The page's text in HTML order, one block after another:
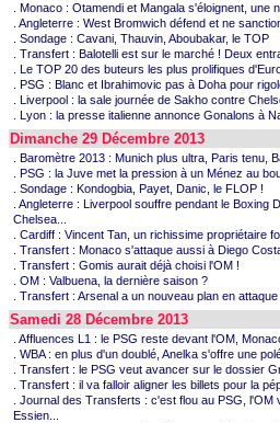
. Monaco : Otamendi et Mangala s'éloignent, une
. Angleterre : West Bromwich défend et ne
. Sondage : Cavani, Thauvin, Aboubakar, le TOP
. Transfert : Balotelli est sur le marché ! Deux
. Le TOP 20 des buteurs les plus prolifiques
. PSG : Blanc et Ibrahimovic pas à Doha pour
. Liverpool : la sale journée de Sakho contre
. Lyon : la presse italienne annonce Gonalons à
Dimanche 29 Décembre 2013
. Baromètre 2013 : Munich plus ultra, Paris tenu,
. PSG : la Juve met la pression à un Ménez au
. Sondage : Kondogbia, Payet, Danic, le FLOP !
. Angleterre : Liverpool souffre pendant le
Chelsea...
. Cardiff : Vincent Tan, un richissime propriétaire
. Transfert : Monaco s'attaque aussi à Diego
. Transfert : Gomis aurait déjà choisi l'OM !
. OM : Valbuena, la dernière saison ?
. Transfert : Arsenal a un nouveau plan en attaque
Samedi 28 Décembre 2013
. Affluences L1 : le PSG reste devant l'OM,
. WBA : en plus d'un doublé, Anelka s'offre une
. Transfert : le PSG veut avancer sur le dossier
. Transfert : il va falloir aligner les billets pour la
. Journal des Transferts : c'est flou au PSG,
Essien...